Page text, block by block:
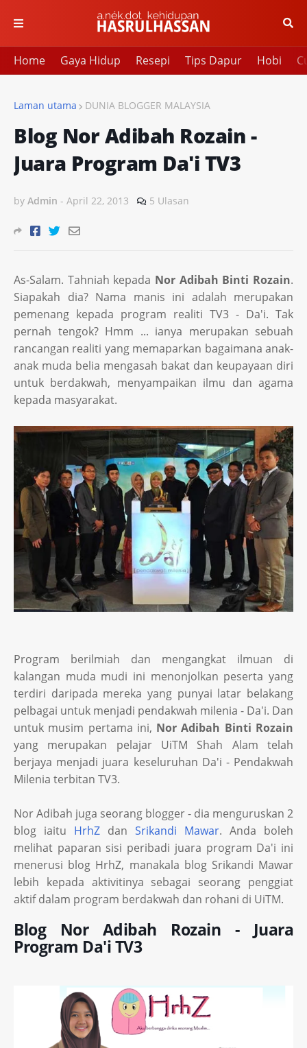
Home Gaya Hidup Resepi Tips Dapur Hobi
Laman utama DUNIA BLOGGER MALAYSIA
Blog Nor Adibah Rozain -
Juara Program Da'i TV3
by Admin - April 22, 2013 5 Ulasan
As-Salam. Tahniah kepada Nor Adibah Binti Rozain.
Siapakah dia? Nama manis ini adalah merupakan
pemenang kepada program realiti TV3 - Da'i. Tak
pernah tengok? Hmm ... ianya merupakan sebuah
rancangan realiti yang memaparkan bagaimana anak-
anak muda belia mengasah bakat dan keupayaan diri
untuk berdakwah, menyampaikan ilmu dan agama
kepada masyarakat.
Program berilmiah dan mengangkat ilmuan di
kalangan muda mudi ini menonjolkan peserta yang
terdiri daripada mereka yang punyai latar belakang
pelbagai untuk menjadi pendakwah milenia - Da'i. Dan
untuk musim pertama ini, Nor Adibah Binti Rozain
yang merupakan pelajar UiTM Shah Alam telah
berjaya menjadi juara keseluruhan Da'i - Pendakwah
Milenia terbitan TV3.
Nor Adibah juga seorang blogger - dia menguruskan 2
blog iaitu HrhZ dan Srikandi Mawar. Anda boleh
melihat paparan sisi peribadi juara program Da'i ini
menerusi blog HrhZ, manakala blog Srikandi Mawar
lebih kepada aktivitinya sebagai seorang penggiat
aktif dalam program berdakwah dan rohani di UiTM.
Blog Nor Adibah Rozain - Juara
Program Da'i TV3